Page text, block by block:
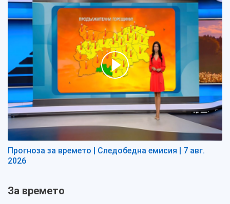
Прогноза за времето | Следобедна емисия | 7 авг.
2026
За времето